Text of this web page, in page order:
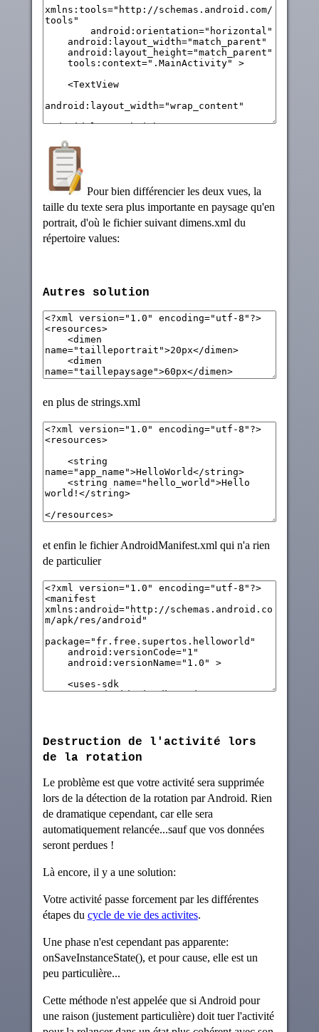
Pour bien différencier les deux vues, la
taille du texte sera plus importante en paysage qu'en
portrait, d'où le fichier suivant dimens.xml du
répertoire values:
Autres solution
en plus de strings.xml
et enfin le fichier AndroidManifest.xml qui n'a rien
de particulier
Destruction de l'activité lors
de la rotation
Le problème est que votre activité sera supprimée
lors de la détection de la rotation par Android. Rien
de dramatique cependant, car elle sera
automatiquement relancée...sauf que vos données
seront perdues !
Là encore, il y a une solution:
Votre activité passe forcement par les différentes
étapes du cycle de vie des activites.
Une phase n'est cependant pas apparente:
onSaveInstanceState(), et pour cause, elle est un
peu particulière...
Cette méthode n'est appelée que si Android pour
une raison (justement particulière) doit tuer l'activité